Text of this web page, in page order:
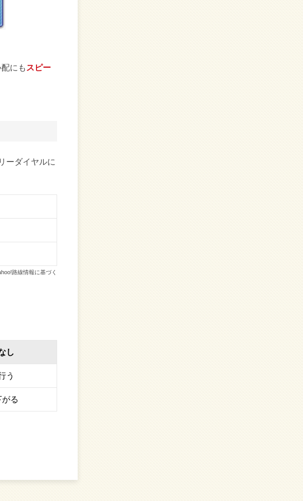
にも スピー
ーダイヤルに
路線情報に基づく
し
う
る